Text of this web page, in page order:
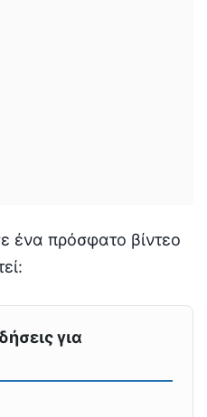
πρόσφατο βίντεο
για